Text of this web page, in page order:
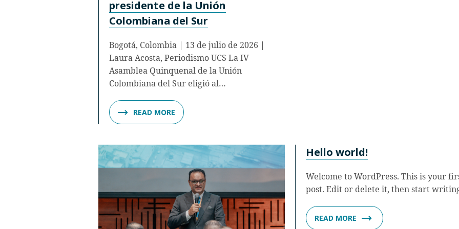
presidente de la Unión
Colombiana del Sur
Bogotá, Colombia | 13 de julio de 2026 |
Laura Acosta, Periodismo UCS La IV
Asamblea Quinquenal de la Unión
Colombiana del Sur eligió al…
READ MORE
Hello world!
Welcome to WordPress. This is your
post. Edit or delete it, then start
READ MORE